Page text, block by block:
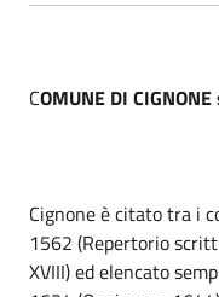
COMUNE DI
Cignone è citato tra i
1562 (Repertorio
XVIII) ed elencato